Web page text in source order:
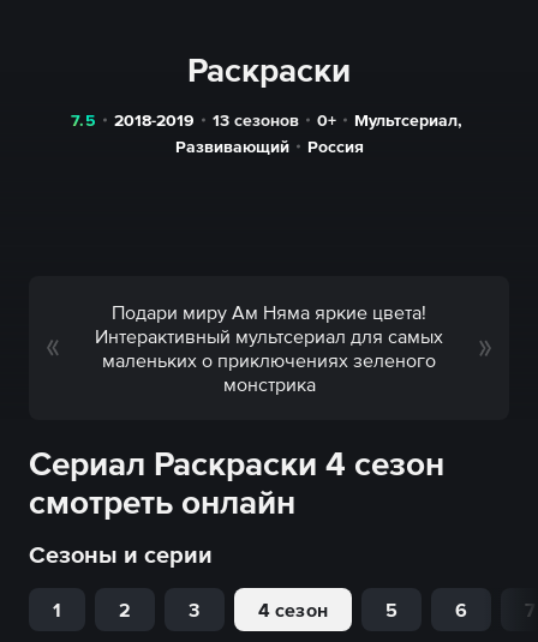
Раскраски
7.5 2018-2019 13 сезонов 0+ Мультсериал,
Развивающий
Россия
Подари миру Ам Няма яркие цвета!
Интерактивный мультсериал для самых
маленьких о приключениях зеленого
монстрика
Сериал Раскраски 4 сезон
смотреть онлайн
Сезоны и серии
1 2 3 4 сезон 5 6 7